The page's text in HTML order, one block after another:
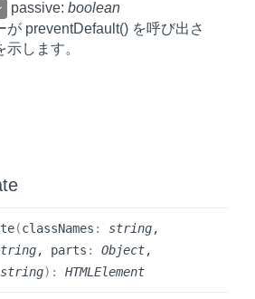
passive: boolean
が preventDefault() を呼び出さ
します。
(classNames : string,
, parts : Object,
string) : HTMLElement